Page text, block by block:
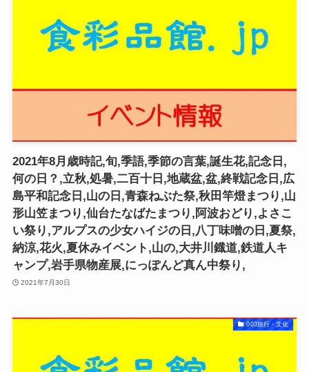
2021年8月歳時記,旬,季語,季節の言葉,誕生花,記念日,
何の日？,立秋,処暑,二百十日,地蔵盆,盆,終戦記念日,広
島平和記念日,山の日,青森ねぶた祭,秋田竿燈まつり,山
形山笠まつり,仙台たなばたまつり,阿波おどり,よさこ
い祭り,アルプスの少女ハイジの日,八丁味噌の日,夏祭,
納涼,花火,夏休みイベント,山の,大井川鐡道,鉄道人キ
ャンプ,岩手県物産展,にっぽんど真ん中祭り,
2021年7月30日
003旅行・文化